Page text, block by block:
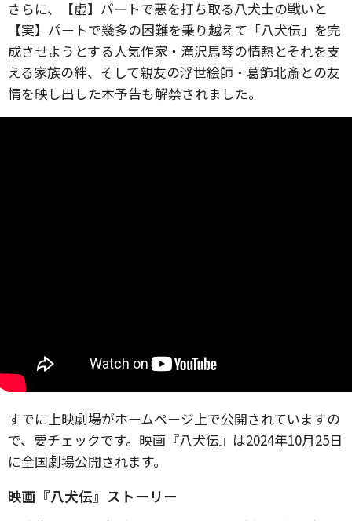
さらに、【虚】パートで悪を打ち取る八犬士の戦いと
【実】パートで幾多の困難を乗り越えて「八犬伝」を完
成させようとする人気作家・滝沢馬琴の情熱とそれを支
える家族の絆、そして親友の浮世絵師・葛飾北斎との友
情を映し出した本予告も解禁されました。
すでに上映劇場がホームページ上で公開されていますの
で、要チェックです。映画『八犬伝』は2024年10月25日
に全国劇場公開されます。
映画『八犬伝』ストーリー